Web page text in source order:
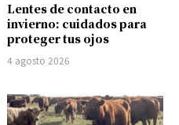
Lentes de contacto en
invierno: cuidados para
proteger tus ojos
4 agosto 2026